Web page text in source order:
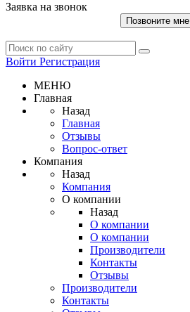
Заявка на звонок
Позвоните мне
Войти Регистрация
МЕНЮ
Главная
Назад
Главная
Отзывы
Вопрос-ответ
Компания
Назад
Компания
О компании
Назад
О компании
О компании
Производители
Контакты
Отзывы
Производители
Контакты